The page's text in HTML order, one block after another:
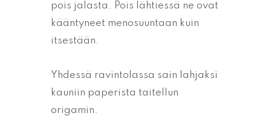
pois jalasta. Pois lähtiessä ne ovat
kääntyneet menosuuntaan kuin
itsestään.
Yhdessä ravintolassa sain lahjaksi
kauniin paperista taitellun
origamin.